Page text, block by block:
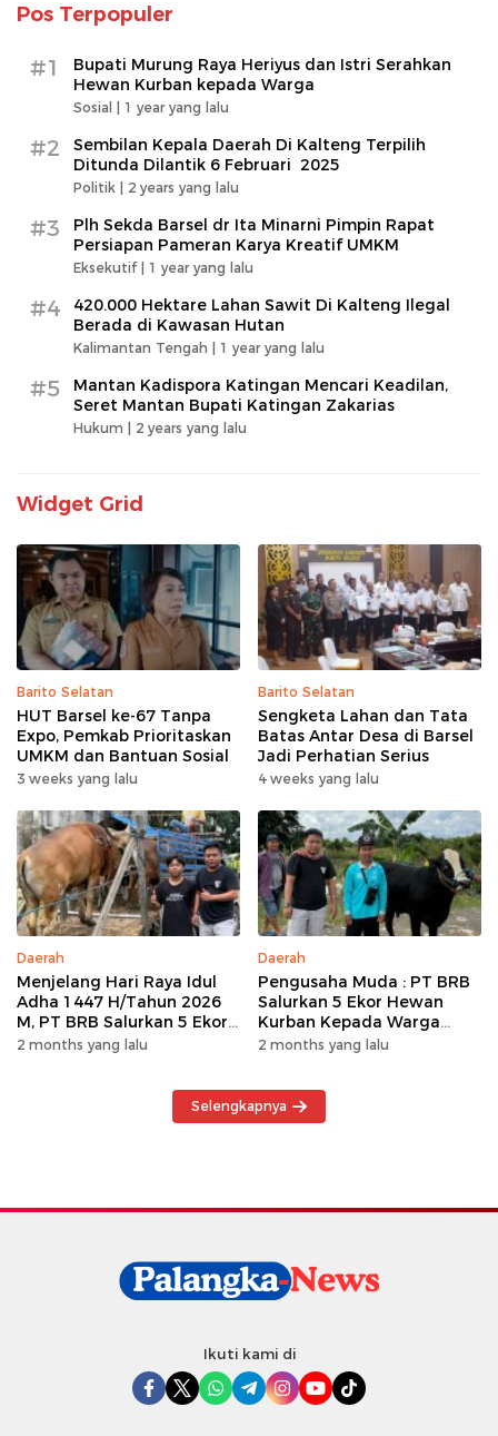
Pos Terpopuler
#1
Bupati Murung Raya Heriyus dan Istri Serahkan
Hewan Kurban kepada Warga
Sosial | 1 year yang lalu
#2
Sembilan Kepala Daerah Di Kalteng Terpilih
Ditunda Dilantik 6 Februari 2025
Politik | 2 years yang lalu
#3
Plh Sekda Barsel dr Ita Minarni Pimpin Rapat
Persiapan Pameran Karya Kreatif UMKM
Eksekutif | 1 year yang lalu
#4
420.000 Hektare Lahan Sawit Di Kalteng Ilegal
Berada di Kawasan Hutan
Kalimantan Tengah | 1 year yang lalu
#5
Mantan Kadispora Katingan Mencari Keadilan,
Seret Mantan Bupati Katingan Zakarias
Hukum | 2 years yang lalu
Widget Grid
Barito Selatan
HUT Barsel ke-67 Tanpa
Expo, Pemkab Prioritaskan
UMKM dan Bantuan Sosial
3 weeks yang lalu
Barito Selatan
Sengketa Lahan dan Tata
Batas Antar Desa di Barsel
Jadi Perhatian Serius
4 weeks yang lalu
Daerah
Menjelang Hari Raya Idul
Adha 1447 H/Tahun 2026
M, PT BRB Salurkan 5 Ekor
Hewan Kurban Kepada
2 months yang lalu
Daerah
Pengusaha Muda : PT BRB
Salurkan 5 Ekor Hewan
Kurban Kepada Warga
Khususnya Wilayah
2 months yang lalu
Selengkapnya
Ikuti kami di